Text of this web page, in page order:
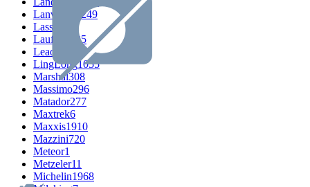
Lanvigator
249
Lassa
Laufenn
525
Leao
LingLong1055
Marshal308
Massimo296
Matador277
Maxtrek6
Maxxis1910
Mazzini720
Meteor1
Metzeler11
Michelin1968